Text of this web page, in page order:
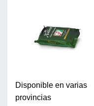
Disponible en varias
provincias